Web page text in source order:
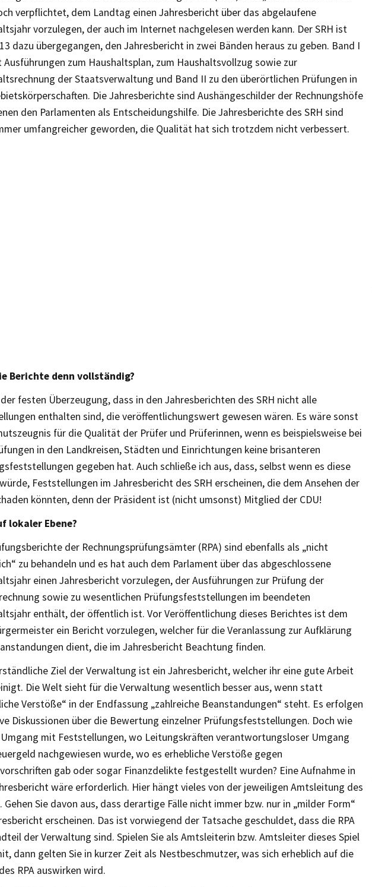
verpflichtet, dem Landtag einen Jahresbericht über das abgelaufene
vorzulegen, der auch im Internet nachgelesen werden kann. Der SRH ist
dazu übergegangen, den Jahresbericht in zwei Bänden heraus zu geben. Band I
zum Haushaltsplan, zum Haushaltsvollzug sowie zur
der Staatsverwaltung und Band II zu den überörtlichen Prüfungen in
Die Jahresberichte sind Aushängeschilder der Rechnungshöfe
den Parlamenten als Entscheidungshilfe. Die Jahresberichte des SRH sind
umfangreicher geworden, die Qualität hat sich trotzdem nicht verbessert.
Berichte denn vollständig?
festen Überzeugung, dass in den Jahresberichten des SRH nicht alle
enthalten sind, die veröffentlichungswert gewesen wären. Es wäre sonst
für die Qualität der Prüfer und Prüferinnen, wenn es beispielsweise bei
in den Landkreisen, Städten und Einrichtungen keine brisanteren
gegeben hat. Auch schließe ich aus, dass, selbst wenn es diese
Feststellungen im Jahresbericht des SRH erscheinen, die dem Ansehen der
könnten, denn der Präsident ist (nicht umsonst) Mitglied der CDU!
lokaler Ebene?
der Rechnungsprüfungsämter (RPA) sind ebenfalls als „nicht
zu behandeln und es hat auch dem Parlament über das abgeschlossene
einen Jahresbericht vorzulegen, der Ausführungen zur Prüfung der
sowie zu wesentlichen Prüfungsfeststellungen im beendeten
enthält, der öffentlich ist. Vor Veröffentlichung dieses Berichtes ist dem
ein Bericht vorzulegen, welcher für die Veranlassung zur Aufklärung
dient, die im Jahresbericht Beachtung finden.
Ziel der Verwaltung ist ein Jahresbericht, welcher ihr eine gute Arbeit
Die Welt sieht für die Verwaltung wesentlich besser aus, wenn statt
Verstöße“ in der Endfassung „zahlreiche Beanstandungen“ steht. Es erfolgen
Diskussionen über die Bewertung einzelner Prüfungsfeststellungen. Doch wie
mit Feststellungen, wo Leitungskräften verantwortungsloser Umgang
nachgewiesen wurde, wo es erhebliche Verstöße gegen
gab oder sogar Finanzdelikte festgestellt wurden? Eine Aufnahme in
wäre erforderlich. Hier hängt vieles von der jeweiligen Amtsleitung des
Gehen Sie davon aus, dass derartige Fälle nicht immer bzw. nur in „milder Form“
erscheinen. Das ist vorwiegend der Tatsache geschuldet, dass die RPA
der Verwaltung sind. Spielen Sie als Amtsleiterin bzw. Amtsleiter dieses Spiel
dann gelten Sie in kurzer Zeit als Nestbeschmutzer, was sich erheblich auf die
RPA auswirken wird.